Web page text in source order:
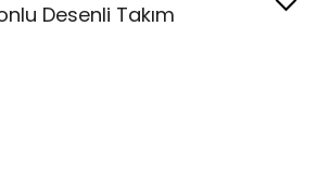
Desenli Takım